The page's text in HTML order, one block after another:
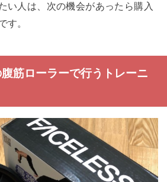
い人は、次の機会があったら購入
す。
筋ローラーで行うトレーニ